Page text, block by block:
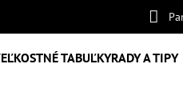
TABUĽKYRADY A TIPY